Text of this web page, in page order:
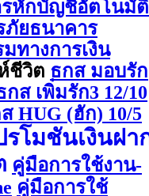
รหักบัญชีอัตโนมัติ
ภัยธนาคาร
ทางการเงิน
ชีวิต ธกส มอบรัก
กส เพิ่มรัก3 12/10
HUG (ฮัก) 10/5
รโมชันเงินฝา
คู่มือการใช้งาน-
คู่มือการใช้